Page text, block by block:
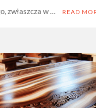
zwłaszcza w …
READ